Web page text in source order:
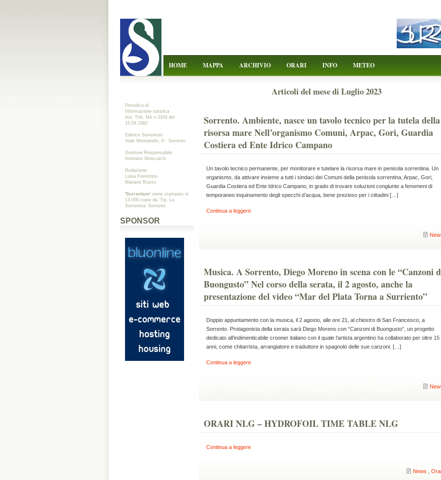
HOME MAPPA ARCHIVIO ORARI INFO METEO
Periodico di
Informazione turistica
Aut. Trib. NA n.3104 del
15.04.1982
Editrice Surrentum
Viale Montariello, 8 - Sorrento
Direttore Responsabile:
Antonino Siniscalchi
Redazione:
Luisa Fiorentino
Mariano Russo
'Surrentum'viene stampato in
13.000 copie da 'Tip. La
Sorrentina' Sorrento
SPONSOR
Articoli del mese di Luglio 2023
Sorrento. Ambiente, nasce un tavolo tecnico per la tutela della
risorsa mare Nell’organismo Comuni, Arpac, Gori, Guardia
Costiera ed Ente Idrico Campano
Un tavolo tecnico permanente, per monitorare e tutelare la risorsa mare in penisola sorrentina. Un
organismo, da attivare insieme a tutti i sindaci dei Comuni della penisola sorrentina, Arpac, Gori,
Guardia Costiera ed Ente Idrico Campano, in grado di trovare soluzioni congiunte a fenomeni di
temporaneo inquinamento degli specchi d’acqua, bene prezioso per i cittadini […]
Continua a leggere
Musica. A Sorrento, Diego Moreno in scena con le “Canzoni
Buongusto” Nel corso della serata, il 2 agosto, anche la
presentazione del video “Mar del Plata Torna a Surriento”
Doppio appuntamento con la musica, il 2 agosto, alle ore 21, al chiostro di San Francesco, a
Sorrento. Protagonista della serata sarà Diego Moreno con “Canzoni di Buongusto”, un progetto
dedicato all’indimenticabile crooner italiano con il quale l’artista argentino ha collaborato per oltre 15
anni, come chitarrista, arrangiatore e traduttore in spagnolo delle sue canzoni. […]
Continua a leggere
ORARI NLG – HYDROFOIL TIME TABLE NLG
Continua a leggere
News ,